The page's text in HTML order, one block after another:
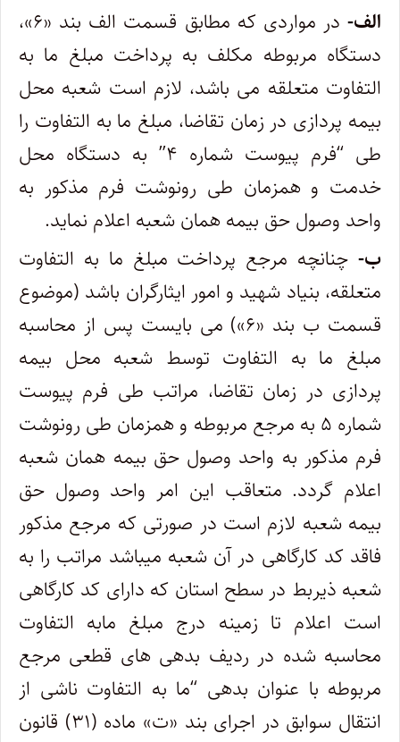
الف-
در مواردی که مطابق قسمت الف بند «۶»،
دستگاه مربوطه مکلف به پرداخت مبلغ ما به
التفاوت متعلقه می باشد، لازم است شعبه محل
بیمه پردازی در زمان تقاضا، مبلغ ما به التفاوت را
طی “فرم پیوست شماره ۴” به دستگاه محل
خدمت و همزمان طی رونوشت فرم مذکور به
واحد وصول حق بیمه همان شعبه اعلام نماید.
ب- چنانچه مرجع پرداخت مبلغ ما به التفاوت
متعلقه، بنیاد شهید و امور ایثارگران باشد (موضوع
قسمت ب بند «۶») می بایست پس از محاسبه
مبلغ ما به التفاوت توسط شعبه محل بیمه
پردازی در زمان تقاضا، مراتب طی فرم پیوست
شماره ۵ به مرجع مربوطه و همزمان طی رونوشت
فرم مذکور به واحد وصول حق بیمه همان شعبه
اعلام گردد. متعاقب این امر واحد وصول حق
بیمه شعبه لازم است در صورتی که مرجع مذکور
فاقد کد کارگاهی در آن شعبه میباشد مراتب را به
شعبه ذیربط در سطح استان که دارای کد کارگاهی
است اعلام تا زمینه درج مبلغ مابه التفاوت
محاسبه شده در ردیف بدهی های قطعی مرجع
مربوطه با عنوان بدهی “ما به التفاوت ناشی از
انتقال سوابق در اجرای بند «ت» ماده (۳۱) قانون